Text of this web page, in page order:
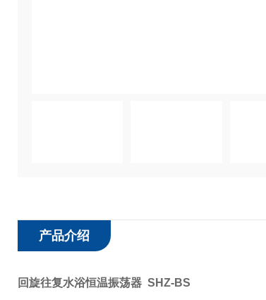
产品介绍
回旋往复水浴恒温振荡器 SHZ-BS